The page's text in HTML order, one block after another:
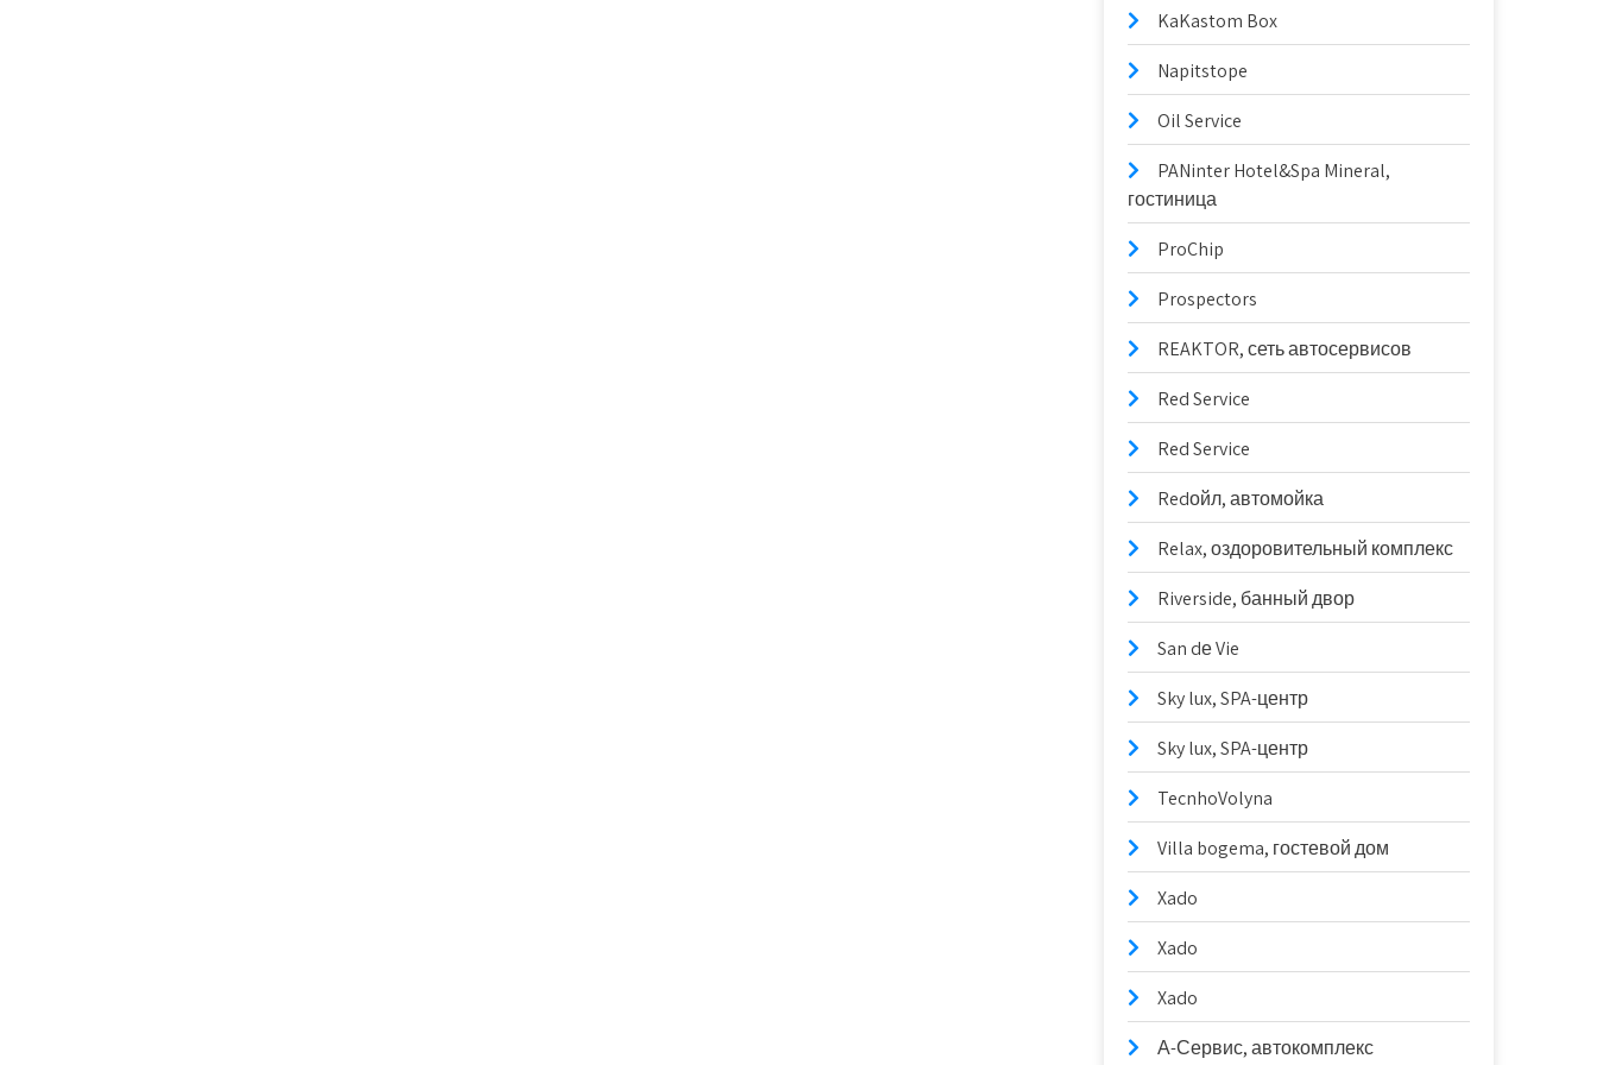
KaKastom Box
Napitstope
Oil Service
PANinter Hotel&Spa Mineral,
гостиница
ProChip
Prospectors
REAKTOR, сеть автосервисов
Red Service
Red Service
Redойл, автомойка
Relax, оздоровительный комплекс
Riverside, банный двор
San dе Vie
Sky lux, SPA-центр
Sky lux, SPA-центр
TecnhoVolyna
Villa bogema, гостевой дом
Xado
Xado
Xado
А-Сервис, автокомплекс